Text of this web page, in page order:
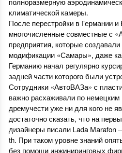
климатической камеры.
После перестройки в Германии
многочисленные совместные с
предприятия, которые
модификации «Самары», даже
Германию начал регулярно
задней части которого были
Сотрудники «АвтоВАЗа» с
важно расхаживали по
дремучести уже ни для кого не
достаточно сказать, что на
дизайнеры писали Lada Marafon
th. При таком уровне знаний
без помощи инжиниринговых